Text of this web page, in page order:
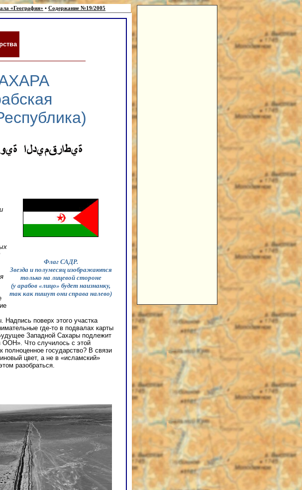
«География» • Содержание №19/2005
Флаг САДР.
Звезда и полумесяц изображаются
только на лицевой стороне
(у арабов «лицо» будет наизнанку,
так как пишут они справа налево)
поверх этого участка
где-то в подвалах карты
Западной Сахары подлежит
ООН». Что случилось с этой
полноценное государство? В связи
цвет, а не в «исламский»
разобраться.